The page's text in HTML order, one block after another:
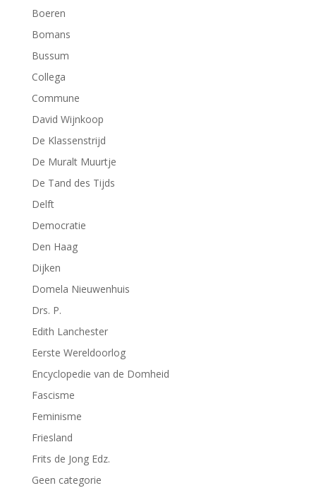
Boeren
Bomans
Bussum
Collega
Commune
David Wijnkoop
De Klassenstrijd
De Muralt Muurtje
De Tand des Tijds
Delft
Democratie
Den Haag
Dijken
Domela Nieuwenhuis
Drs. P.
Edith Lanchester
Eerste Wereldoorlog
Encyclopedie van de Domheid
Fascisme
Feminisme
Friesland
Frits de Jong Edz.
Geen categorie